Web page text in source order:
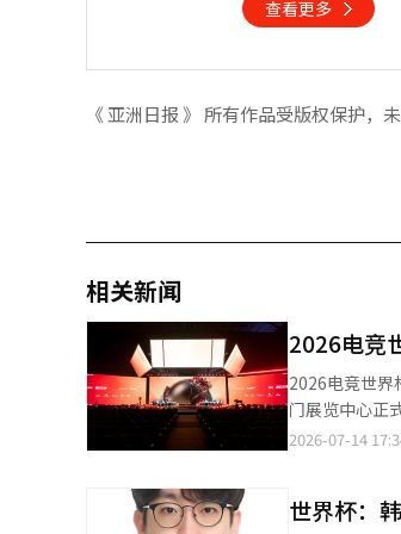
查看更多
《 亚洲日报 》 所有作品受版权保护，
相关新闻
2026电竞
2026电竞世
门展览中心正
命电竞（HLE）
淘汰赛制，决赛将于韩国时间19
2026-07-14
世界杯：